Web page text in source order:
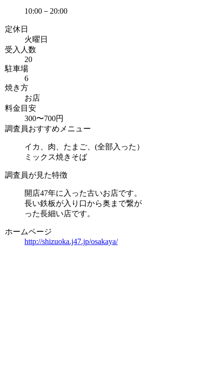
10:00－20:00
定休日
火曜日
受入人数
20
駐車場
6
焼き方
お店
料金目安
300〜700円
調査員おすすめメニュー
イカ、肉、たまご、(全部入った）
ミックス焼きそば
調査員が見た特徴
開店47年に入った古いお店です。
長い鉄板が入り口から奥まで繋が
った長細い店です。
ホームページ
http://shizuoka.j47.jp/osakaya/